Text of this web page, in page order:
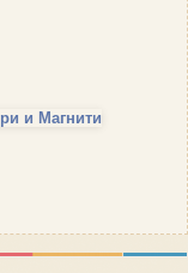
и Магнити